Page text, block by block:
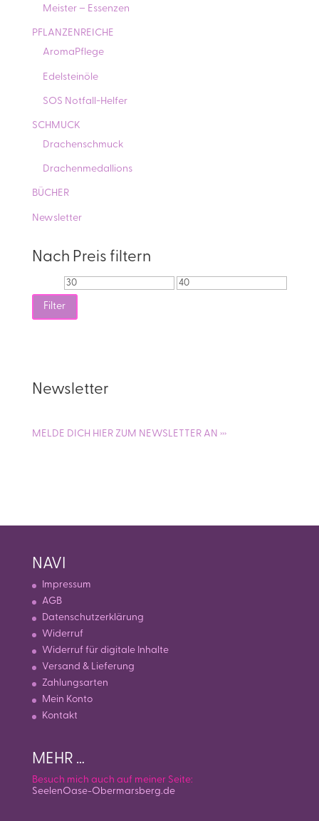
Meister – Essenzen
PFLANZENREICHE
AromaPflege
Edelsteinöle
SOS Notfall-Helfer
SCHMUCK
Drachenschmuck
Drachenmedallions
BÜCHER
Newsletter
Nach Preis filtern
Min.
Preis
Max.
Filter
Newsletter
MELDE DICH HIER ZUM NEWSLETTER AN ›››
NAVI
Impressum
AGB
Datenschutzerklärung
Widerruf
Widerruf für digitale Inhalte
Versand & Lieferung
Zahlungsarten
Mein Konto
Kontakt
MEHR …
Besuch mich auch auf meiner Seite:
SeelenOase-Obermarsberg.de